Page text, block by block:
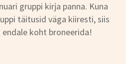
gruppi kirja panna. Kuna
täitusid väga kiiresti, siis
koht broneerida!